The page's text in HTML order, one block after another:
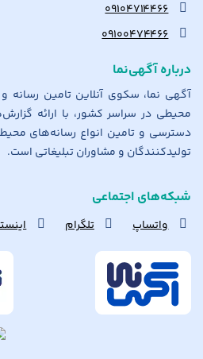
۰۹۱۰۴۷۱۴۴۶۶
۰۹۱۰۰۴۷۴۴۶۶
درباره آگهی‌نما
آگهی نما، سکوی آنلاین تامین رسانه
محیطی در سراسر کشور، با ارائه
دسترسی و تامین انواع رسانه‌های
تولیدکنندگان و مشاوران تبلیغاتی است.
شبکه‌های اجتماعی
واتساپ تلگرام